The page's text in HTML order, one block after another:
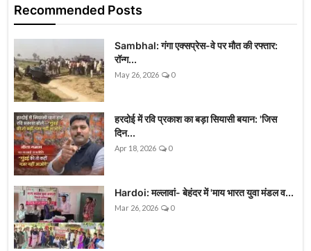
Recommended Posts
Sambhal: गंगा एक्सप्रेस-वे पर मौत की रफ्तार:
रॉन्ग...
May 26, 2026 0
हरदोई में रवि प्रकाश का बड़ा सियासी बयान: 'जिस
दिन...
Apr 18, 2026 0
Hardoi: मल्लावां- बेहंदर में 'माय भारत युवा मंडल व...
Mar 26, 2026 0